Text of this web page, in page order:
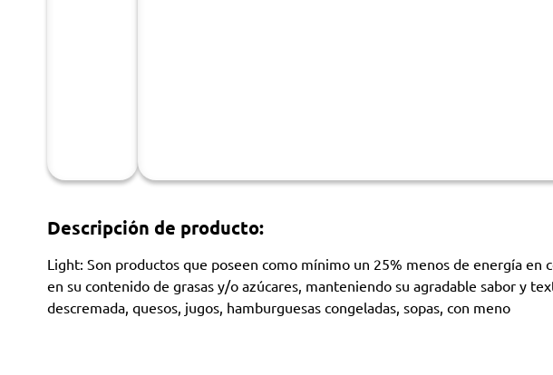
Descripción de producto:
Light: Son productos que poseen como mínimo un 25% menos de energía en
en su contenido de grasas y/o azúcares, manteniendo su agradable sabor y
descremada, quesos, jugos, hamburguesas congeladas, sopas, con meno